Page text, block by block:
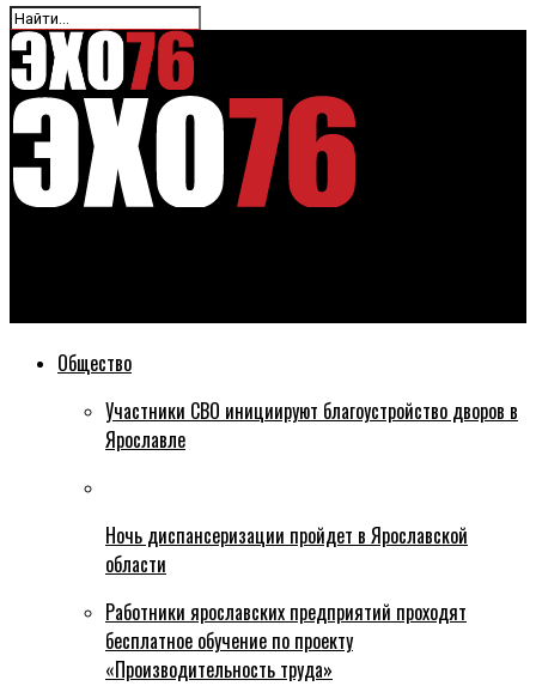
Общество
Участники СВО инициируют благоустройство дворов в
Ярославле
Ночь диспансеризации пройдет в Ярославской
области
Работники ярославских предприятий проходят
бесплатное обучение по проекту
«Производительность труда»